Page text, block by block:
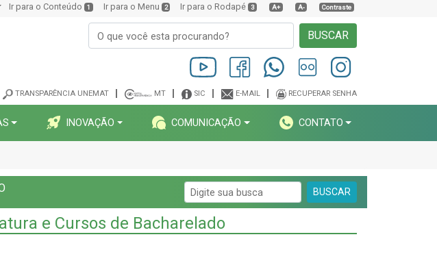
Ir para o Conteúdo 1 Ir para o Menu 2 Ir para o Rodapé 3 A+ A- Contraste
BUSCAR
TRANSPARÊNCIA UNEMAT MT SIC E-MAIL RECUPERAR SENHA
INOVAÇÃO COMUNICAÇÃO CONTATO
BUSCAR
e Cursos de Bacharelado